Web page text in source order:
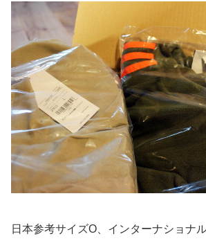
日本参考サイズO、インターナショナ